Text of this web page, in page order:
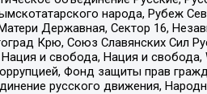
народа, Рубеж
Державная, Сектор 16,
Крю, Союз Славянских Сил
и свобода, Нация и
Фонд защиты прав
русского движения,